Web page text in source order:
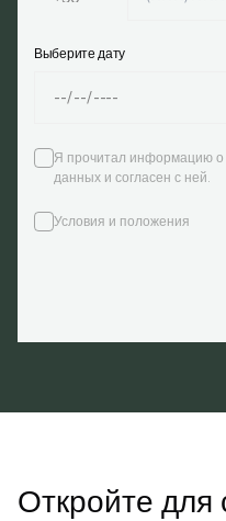
Выберите дату
Я прочитал информацию о
данных и согласен с ней.
Условия и положения
Откройте для